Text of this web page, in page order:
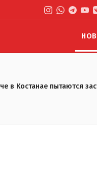
в Костанае пытаются